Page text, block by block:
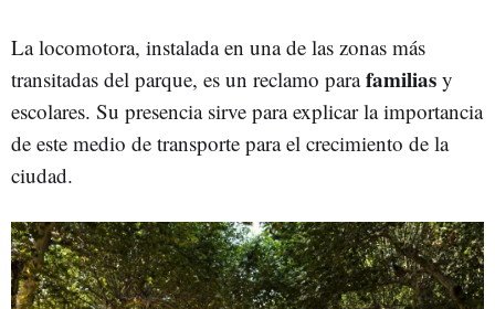
La locomotora, instalada en una de las zonas más
transitadas del parque, es un reclamo parafamilias y
escolares. Su presencia sirve para explicar la importancia
de este medio de transporte para el crecimiento de la
ciudad.